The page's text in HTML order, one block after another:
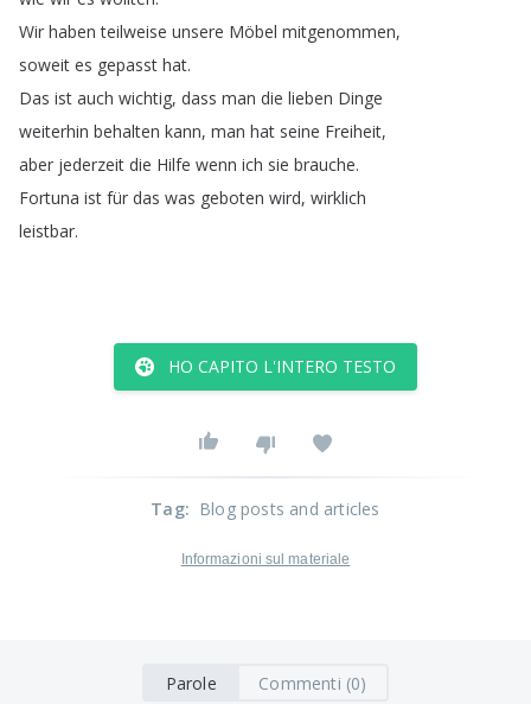
Wir haben teilweise unsere Möbel mitgenommen,
soweit es gepasst hat.
Das ist auch wichtig, dass man die lieben Dinge
weiterhin behalten kann, man hat seine Freiheit,
aber jederzeit die Hilfe wenn ich sie brauche.
Fortuna ist für das was geboten wird, wirklich
leistbar.
HO CAPITO L'INTERO TESTO
Tag: Blog posts and articles
Informazioni sul materiale
Parole Commenti (0)